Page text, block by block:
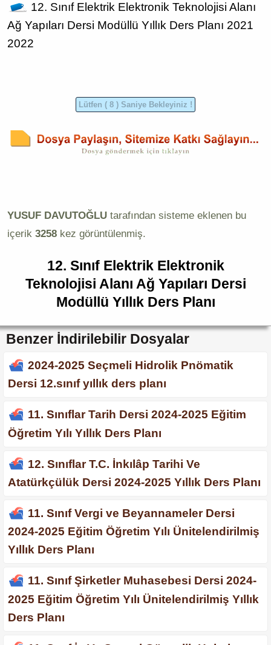
12. Sınıf Elektrik Elektronik Teknolojisi Alanı
Ağ Yapıları Dersi Modüllü Yıllık Ders Planı 2021
2022
YUSUF DAVUTOĞLU tarafından sisteme eklenen bu
içerik 3258 kez görüntülenmiş.
12. Sınıf Elektrik Elektronik
Teknolojisi Alanı Ağ Yapıları Dersi
Modüllü Yıllık Ders Planı
Benzer İndirilebilir Dosyalar
2024-2025 Seçmeli Hidrolik Pnömatik
Dersi 12.sınıf yıllık ders planı
11. Sınıflar Tarih Dersi 2024-2025 Eğitim
Öğretim Yılı Yıllık Ders Planı
12. Sınıflar T.C. İnkılâp Tarihi Ve
Atatürkçülük Dersi 2024-2025 Yıllık Ders Planı
11. Sınıf Vergi ve Beyannameler Dersi
2024-2025 Eğitim Öğretim Yılı Ünitelendirilmiş
Yıllık Ders Planı
11. Sınıf Şirketler Muhasebesi Dersi 2024-
2025 Eğitim Öğretim Yılı Ünitelendirilmiş Yıllık
Ders Planı